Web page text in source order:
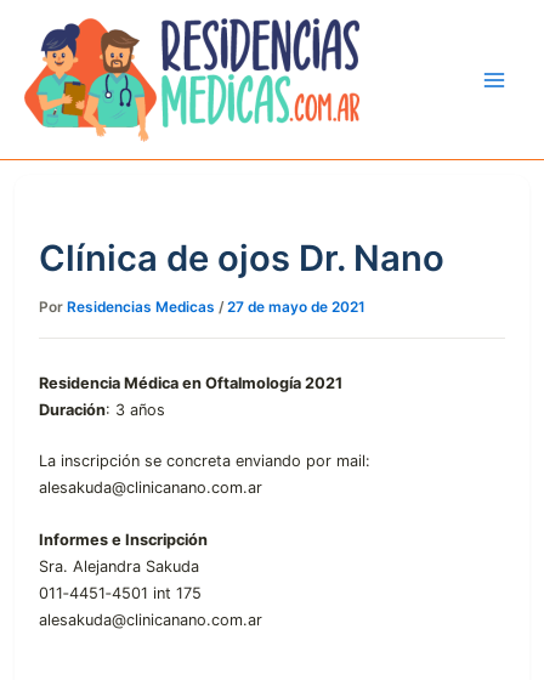
contenido
Clínica de ojos Dr. Nano
Por Residencias Medicas /27 de mayo de 2021
Residencia Médica en Oftalmología 2021
Duración: 3 años
La inscripción se concreta enviando por mail:
alesakuda@clinicanano.com.ar
Informes e Inscripción
Sra. Alejandra Sakuda
011‐4451‐4501 int 175
alesakuda@clinicanano.com.ar